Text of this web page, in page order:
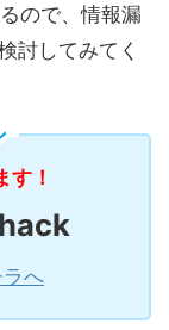
ので、情報漏
討してみてく
！
ラへ